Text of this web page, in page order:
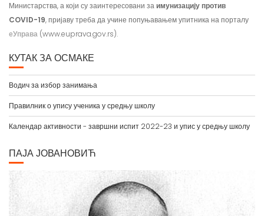
Министарства, а који су заинтересовани заимунизацију против
COVID-19, пријаву треба да учине попуњавањем упитника на порталу
еУправа (www.euprava.gov.rs).
КУТАК ЗА ОСМАКЕ
Водич за избор занимања
Правилник о упису ученика у средњу школу
Календар активности - завршни испит 2022-23 и упис у средњу школу
ПАЈА ЈОВАНОВИЋ